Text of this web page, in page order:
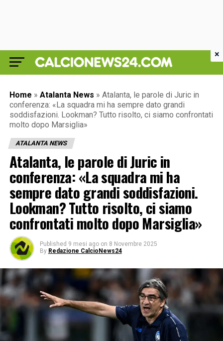
Home » Atalanta News » Atalanta, le parole di Juric in
conferenza: «La squadra mi ha sempre dato grandi
soddisfazioni. Lookman? Tutto risolto, ci siamo confrontati
molto dopo Marsiglia»
ATALANTA NEWS
Atalanta, le parole di Juric in
conferenza: «La squadra mi ha
sempre dato grandi soddisfazioni.
Lookman? Tutto risolto, ci siamo
confrontati molto dopo Marsiglia»
Published 9 mesi ago on 8 Novembre 2025
By Redazione CalcioNews24
×